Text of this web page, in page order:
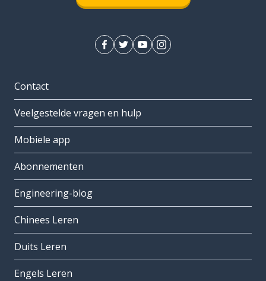
Contact
Veelgestelde vragen en hulp
Mobiele app
Abonnementen
Engineering-blog
Chinees Leren
Duits Leren
Engels Leren